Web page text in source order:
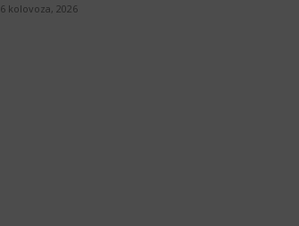
6 kolovoza, 2026